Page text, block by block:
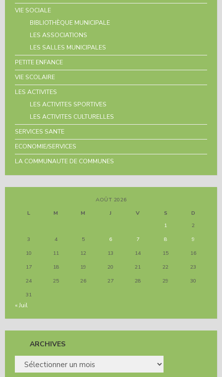
VIE SOCIALE
BIBLIOTHÈQUE MUNICIPALE
LES ASSOCIATIONS
LES SALLES MUNICIPALES
PETITE ENFANCE
VIE SCOLAIRE
LES ACTIVITES
LES ACTIVITES SPORTIVES
LES ACTIVITES CULTURELLES
SERVICES SANTE
ECONOMIE/SERVICES
LA COMMUNAUTE DE COMMUNES
AOÛT 2026
L
M M J V S
D
1
2
3
4 5 6 7 8
9
10
11 12 13 14 15
16
17
18 19 20 21 22
23
24
25 26 27 28 29
30
31
« Juil
ARCHIVES